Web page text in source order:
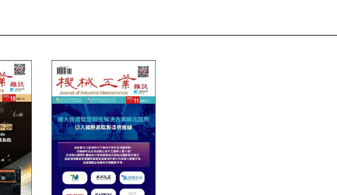
力
編前言｜量測驅動未來精密製造：從半導體到智慧檢測的 全方位進化
仁
半導體量測引領產業邁向新發展－從材料到製程
恩
智慧檢測賦能異質整合：AI驅動的半導體先進製程缺陷檢測技術發展